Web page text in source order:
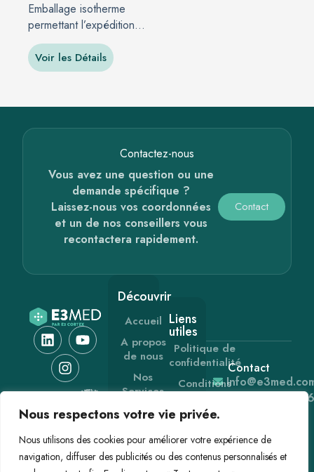
Nous respectons votre vie privée.
Nous utilisons des cookies pour améliorer votre expérience de
navigation, diffuser des publicités ou des contenus personnalisés et
Emballage isotherme
permettant l’expédition
en température basse…
Voir les Détails
Contactez-nous​
Vous avez une question ou une
demande spécifique ?
Laissez-nous vos coordonnées
et un de nos conseillers vous
recontactera rapidement.
Contact
Découvrir
Accueil
A propos
de nous
Nos
Services
Les
Actualités
Contact
Liens
utiles
Politique de
confidentialité
Conditions
Vente
légales
Contact
+33 (0) 1 60